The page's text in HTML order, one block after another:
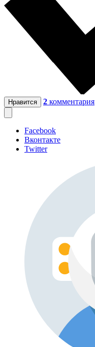
Нравится 2 комментария
Facebook
Вконтакте
Twitter